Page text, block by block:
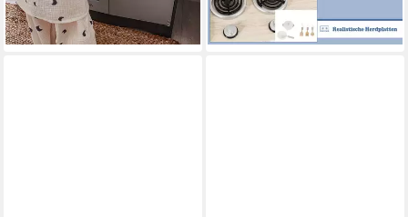
-53%
lieferbar - in 3-4 Werktagen bei dir
lieferbar - in 3-4 Werktagen bei dir